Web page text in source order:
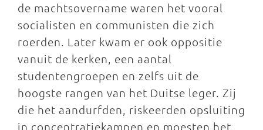
de machtsovername waren het vooral
socialisten en communisten die zich
roerden. Later kwam er ook oppositie
vanuit de kerken, een aantal
studentengroepen en zelfs uit de
hoogste rangen van het Duitse leger. Zij
die het aandurfden, riskeerden opsluiting
in concentratiekampen en moesten het